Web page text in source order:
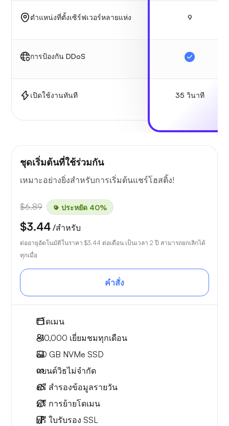
ตำแหน่งที่ตั้งเซิร์ฟเวอร์หลายแห่ง
การป้องกัน DDoS
เปิดใช้งานทันที
9
35 วินาที
ชุดเริ่มต้นที่ใช้ร่วมกัน
เหมาะอย่างยิ่งสำหรับการเริ่มต้นแชร์โฮสติ้ง!
$6.89 ประหยัด 40%
$3.44 /สำหรับ
ต่ออายุอัตโนมัติในราคา $3.44 ต่อเดือน เป็นเวลา 2 ปี สามารถยกเลิกได้
ทุกเมื่อ
คำสั่ง
1โดเมน
~10,000 เยี่ยมชมทุกเดือน
30 GB NVMe SSD
แบนด์วิธไม่จำกัด
ฟรี สำรองข้อมูลรายวัน
ฟรี การย้ายโดเมน
ฟรี ใบรับรอง SSL